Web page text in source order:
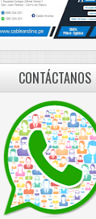
CONTÁCTANOS